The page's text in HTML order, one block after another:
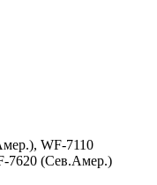
WF-7110
7620 (Сев.Амер.)